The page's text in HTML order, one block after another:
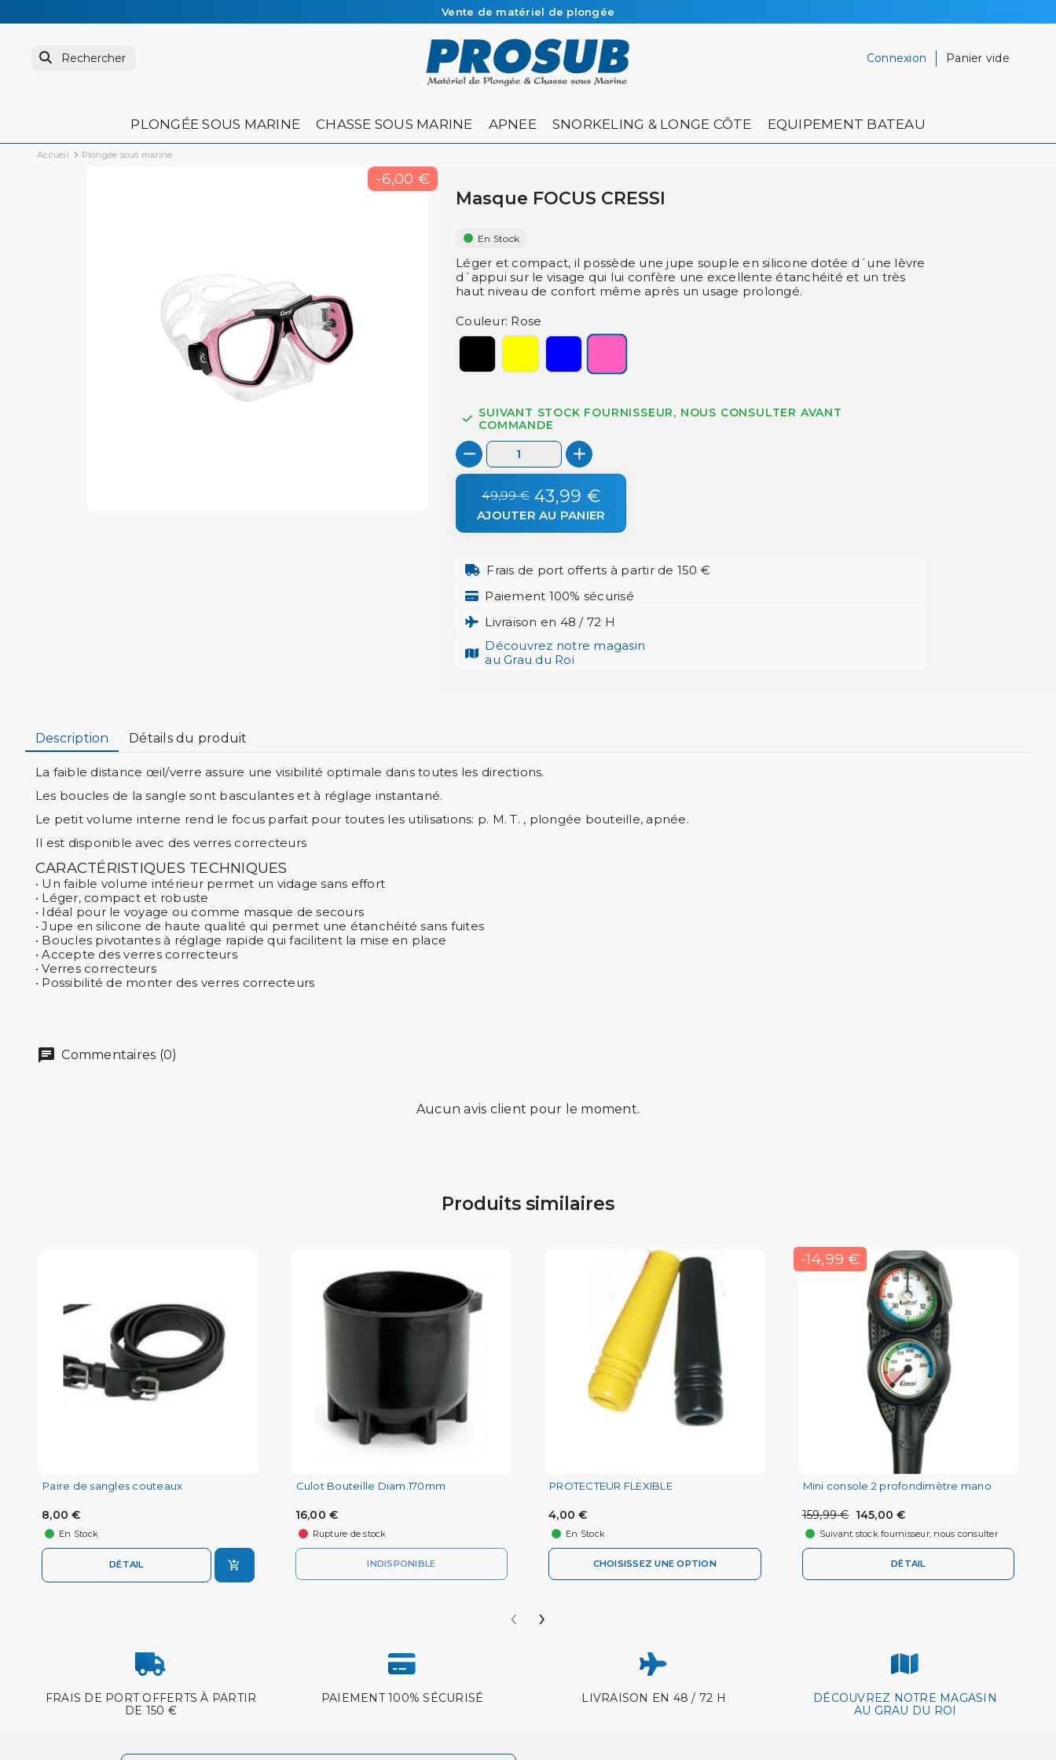
Vente de matériel de plongée
Connexion Panier vide
PLONGÉE SOUS MARINE CHASSE SOUS MARINE APNEE SNORKELING & LONGE CÔTE EQUIPEMENT BATEAU
Accueil Plongée sous marine
-6,00 €
Masque FOCUS CRESSI
En Stock
Léger et compact, il possède une jupe souple en silicone dotée d´une lèvre
d´appui sur le visage qui lui confère une excellente étanchéité et un très
haut niveau de confort même après un usage prolongé.
Couleur: Rose
Noir Jaune Bleu Rose
SUIVANT STOCK FOURNISSEUR, NOUS CONSULTER AVANT
COMMANDE
49,99 € 43,99 €
AJOUTER AU PANIER
Frais de port offerts à partir de 150 €
Paiement 100% sécurisé
Livraison en 48 / 72 H
Découvrez notre magasin
au Grau du Roi
Description Détails du produit
La faible distance œil/verre assure une visibilité optimale dans toutes les directions.
Les boucles de la sangle sont basculantes et à réglage instantané.
Le petit volume interne rend le focus parfait pour toutes les utilisations: p. M. T. , plongée bouteille, apnée.
Il est disponible avec des verres correcteurs
CARACTÉRISTIQUES TECHNIQUES
• Un faible volume intérieur permet un vidage sans effort
• Léger, compact et robuste
• Idéal pour le voyage ou comme masque de secours
• Jupe en silicone de haute qualité qui permet une étanchéité sans fuites
• Boucles pivotantes à réglage rapide qui facilitent la mise en place
• Accepte des verres correcteurs
• Verres correcteurs
• Possibilité de monter des verres correcteurs
Commentaires (0)
Aucun avis client pour le moment.
Produits similaires
Paire de sangles couteaux
8,00 €
En Stock
DÉTAIL
Culot Bouteille Diam.170mm
16,00 €
Rupture de stock
INDISPONIBLE
PROTECTEUR FLEXIBLE
4,00 €
En Stock
CHOISISSEZ UNE OPTION
-14,99 €
Mini console 2 profondimètre mano
159,99 € 145,00 €
Suivant stock fournisseur, nous consulter
DÉTAIL
‹ ›
FRAIS DE PORT OFFERTS À PARTIR
DE 150 €
PAIEMENT 100% SÉCURISÉ LIVRAISON EN 48 / 72 H
DÉCOUVREZ NOTRE MAGASIN
AU GRAU DU ROI